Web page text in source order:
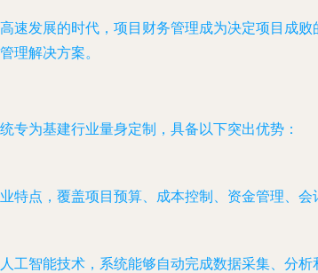
速发展的时代，项目财务管理成为决定项目成
理解决方案。
专为基建行业量身定制，具备以下突出优势：
特点，覆盖项目预算、成本控制、资金管理、
工智能技术，系统能够自动完成数据采集、分